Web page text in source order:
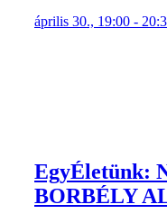
április 30., 19:00 -
EgyÉletünk:
BORBÉLY